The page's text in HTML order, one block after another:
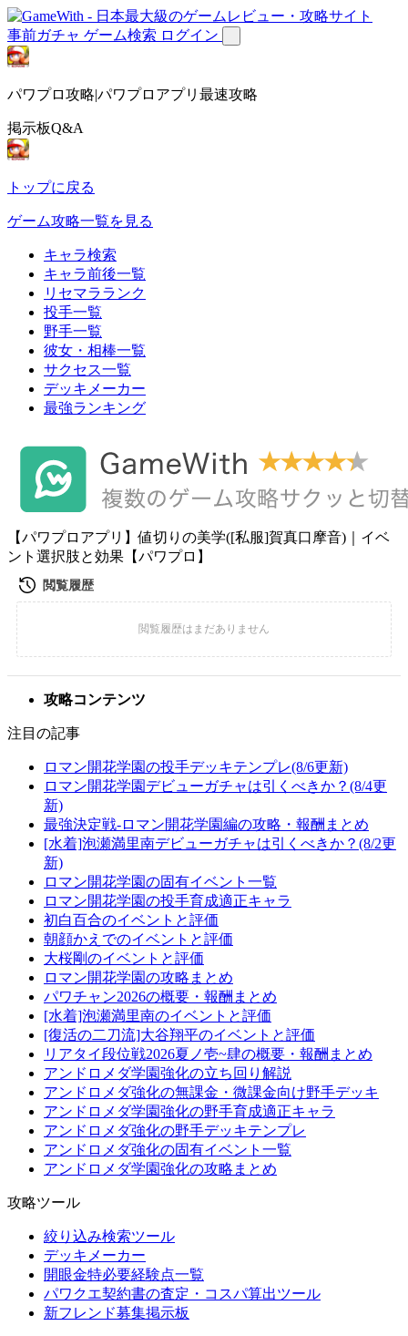
事前ガチャ ゲーム検索 ログイン
パワプロ攻略|パワプロアプリ最速攻略
掲示板Q&A
トップに戻る
ゲーム攻略一覧を見る
キャラ検索
キャラ前後一覧
リセマラランク
投手一覧
野手一覧
彼女・相棒一覧
サクセス一覧
デッキメーカー
最強ランキング
【パワプロアプリ】値切りの美学([私服]賀真口摩音)｜イベ
ント選択肢と効果【パワプロ】
攻略コンテンツ
注目の記事
ロマン開花学園の投手デッキテンプレ(8/6更新)
ロマン開花学園デビューガチャは引くべきか？(8/4更
新)
最強決定戦-ロマン開花学園編の攻略・報酬まとめ
[水着]泡瀬満里南デビューガチャは引くべきか？(8/2更
新)
ロマン開花学園の固有イベント一覧
ロマン開花学園の投手育成適正キャラ
初白百合のイベントと評価
朝顔かえでのイベントと評価
大桜剛のイベントと評価
ロマン開花学園の攻略まとめ
パワチャン2026の概要・報酬まとめ
[水着]泡瀬満里南のイベントと評価
[復活の二刀流]大谷翔平のイベントと評価
リアタイ段位戦2026夏ノ壱~肆の概要・報酬まとめ
アンドロメダ学園強化の立ち回り解説
アンドロメダ強化の無課金・微課金向け野手デッキ
アンドロメダ学園強化の野手育成適正キャラ
アンドロメダ強化の野手デッキテンプレ
アンドロメダ強化の固有イベント一覧
アンドロメダ学園強化の攻略まとめ
攻略ツール
絞り込み検索ツール
デッキメーカー
開眼金特必要経験点一覧
パワクエ契約書の査定・コスパ算出ツール
新フレンド募集掲示板